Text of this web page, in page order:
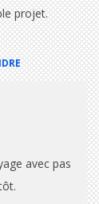
projet.
avec pas